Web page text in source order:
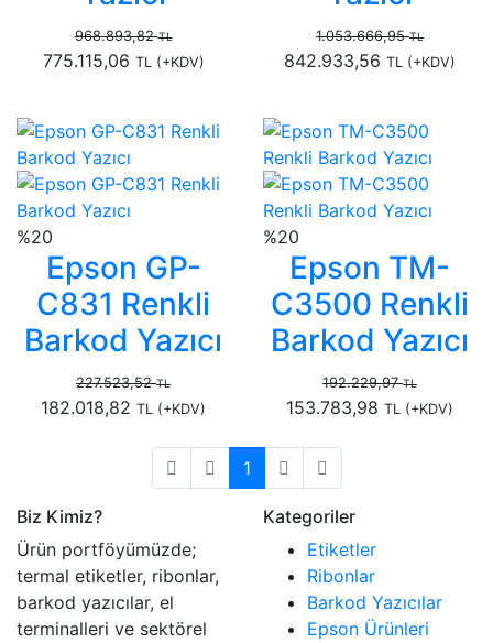
968.893,82TL
775.115,06 TL (+KDV)
1.053.666,95TL
842.933,56 TL (+KDV)
%20
Epson GP-
C831 Renkli
Barkod Yazıcı
227.523,52TL
182.018,82 TL (+KDV)
%20
Epson TM-
C3500 Renkli
Barkod Yazıcı
192.229,97TL
153.783,98 TL (+KDV)
1
Biz Kimiz?
Ürün portföyümüzde;
termal etiketler, ribonlar,
barkod yazıcılar, el
terminalleri ve sektörel
Kategoriler
Etiketler
Ribonlar
Barkod Yazıcılar
Epson Ürünleri